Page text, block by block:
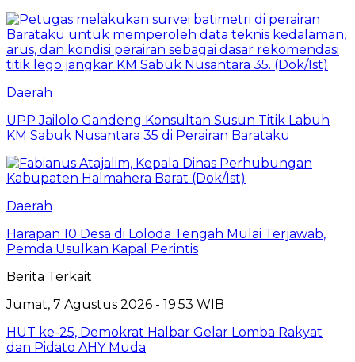
Daerah
UPP Jailolo Gandeng Konsultan Susun Titik Labuh
KM Sabuk Nusantara 35 di Perairan Barataku
Daerah
Harapan 10 Desa di Loloda Tengah Mulai Terjawab,
Pemda Usulkan Kapal Perintis
Berita Terkait
Jumat, 7 Agustus 2026 - 19:53 WIB
HUT ke-25, Demokrat Halbar Gelar Lomba Rakyat
dan Pidato AHY Muda